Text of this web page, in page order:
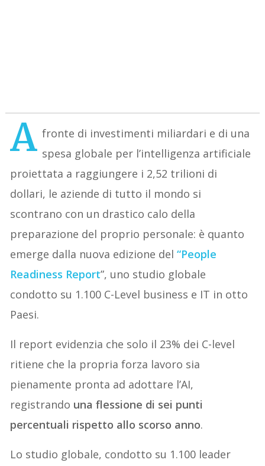
A fronte di investimenti miliardari e di una
spesa globale per l’intelligenza artificiale
proiettata a raggiungere i 2,52 trilioni di
dollari, le aziende di tutto il mondo si
scontrano con un drastico calo della
preparazione del proprio personale: è quanto
emerge dalla nuova edizione del“People
Readiness Report”, uno studio globale
condotto su 1.100 C-Level business e IT in otto
Paesi.
Il report evidenzia che solo il 23% dei C-level
ritiene che la propria forza lavoro sia
pienamente pronta ad adottare l’AI,
registrando una flessione di sei punti
percentuali rispetto allo scorso anno.
Lo studio globale, condotto su 1.100 leader